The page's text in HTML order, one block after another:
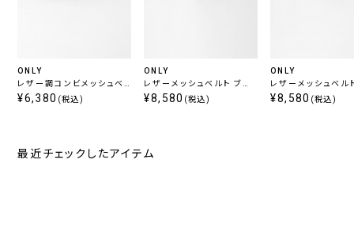
ONLY
レザー調コンビメッシュベ
ルト ブラウン
¥6,380 (税込)
ONLY
レザーメッシュベルト ブラ
ウン 定番
¥8,580 (税込)
ONLY
レザーメッシュベル
ック 定番
¥8,580 (税込)
最近チェックしたアイテム